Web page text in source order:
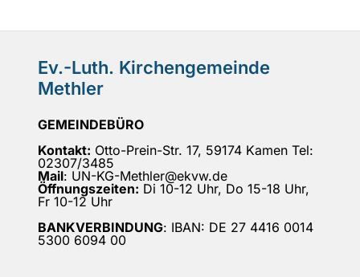
Ev.-Luth. Kirchengemeinde
Methler
GEMEINDEBÜRO
Kontakt: Otto-Prein-Str. 17, 59174 Kamen Tel:
02307/3485
Mail: UN-KG-Methler@ekvw.de
Öffnungszeiten: Di 10-12 Uhr, Do 15-18 Uhr,
Fr 10-12 Uhr
BANKVERBINDUNG: IBAN: DE 27 4416 0014
5300 6094 00